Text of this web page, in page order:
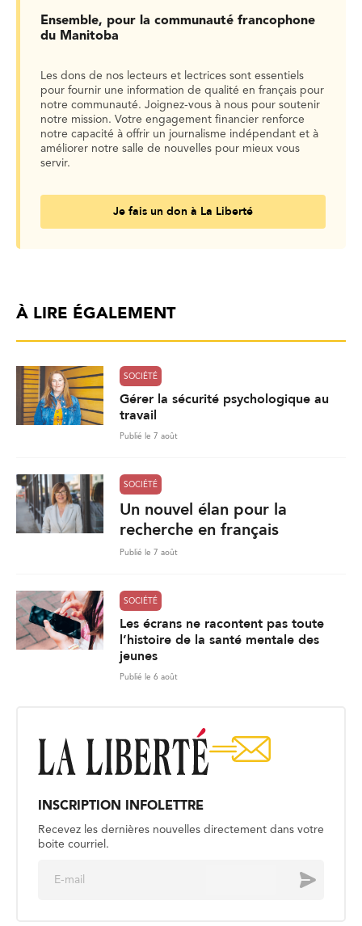
Ensemble, pour la communauté francophone
du Manitoba
Les dons de nos lecteurs et lectrices sont essentiels
pour fournir une information de qualité en français pour
notre communauté. Joignez-vous à nous pour soutenir
notre mission. Votre engagement financier renforce
notre capacité à offrir un journalisme indépendant et à
améliorer notre salle de nouvelles pour mieux vous
servir.
Je fais un don à La Liberté
À LIRE ÉGALEMENT
SOCIÉTÉ
Gérer la sécurité psychologique au
travail
Publié le 7 août
SOCIÉTÉ
Un nouvel élan pour la
recherche en français
Publié le 7 août
SOCIÉTÉ
Les écrans ne racontent pas toute
l’histoire de la santé mentale des
jeunes
Publié le 6 août
INSCRIPTION INFOLETTRE
Recevez les dernières nouvelles directement dans votre
boite courriel.
Envoyer